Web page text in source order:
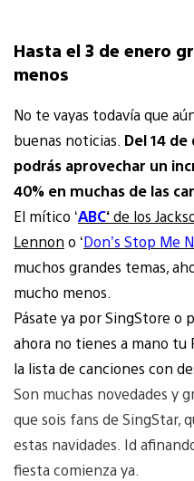
Hasta el 3 de enero
menos
No te vayas todavía que
buenas noticias. Del 14
podrás aprovechar un
40% en muchas de las
El mítico ‘ABC‘de los
Lennon o ‘Don’s Stop Me
muchos grandes temas,
mucho menos.
Pásate ya por SingStore o
ahora no tienes a mano tu
la lista de canciones con
Son muchas novedades y
que sois fans de SingStar,
estas navidades. Id
fiesta comienza ya.